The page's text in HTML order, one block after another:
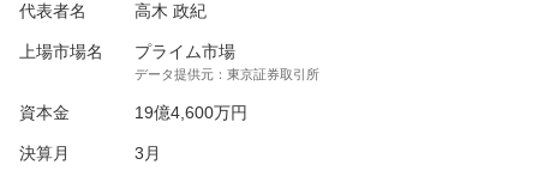
代表者名 高木 政紀
上場市場名 プライム市場
データ提供元： 東京証券取引所
資本金 19億4,600万円
決算月 3 月